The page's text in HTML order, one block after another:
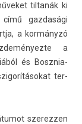
til­tanák ki
gaz­dasági
a kormányzó
a
és Bosznia-
ter­
szerezz­en